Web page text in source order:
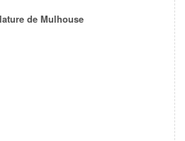
de Mulhouse